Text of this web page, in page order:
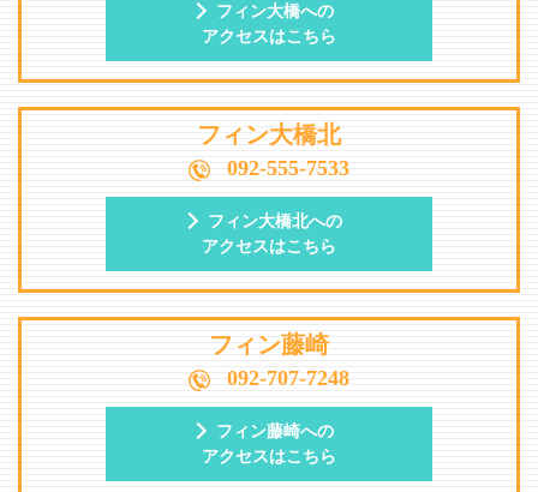
フィン大橋への
アクセスはこちら
フィン大橋北
092-555-7533
フィン大橋北への
アクセスはこちら
フィン藤崎
092-707-7248
フィン藤崎への
アクセスはこちら